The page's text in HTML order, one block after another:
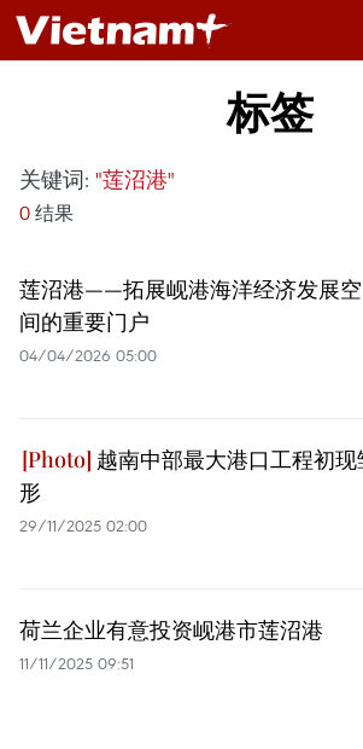
标签
关键词: "莲沼港"
0 结果
莲沼港——拓展岘港海洋经济发展空
间的重要门户
04/04/2026 05:00
越南中部最大港口工程初现
形
29/11/2025 02:00
荷兰企业有意投资岘港市莲沼港
11/11/2025 09:51